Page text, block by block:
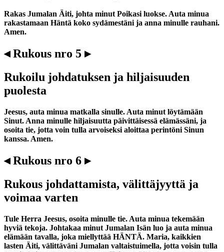
Rakas Jumalan Äiti, johta minut Poikasi luokse. Auta minua
rakastamaan Häntä koko sydämestäni ja anna minulle rauhani.
Amen.
◂ Rukous nro 5 ▸
Rukoilu johdatuksen ja hiljaisuuden
puolesta
Jeesus, auta minua matkalla sinulle. Auta minut löytämään
Sinut. Anna minulle hiljaisuutta päivittäisessä elämässäni, ja
osoita tie, jotta voin tulla arvoiseksi aloittaa perintöni Sinun
kanssa. Amen.
◂ Rukous nro 6 ▸
Rukous johdattamista, välittäjyyttä ja
voimaa varten
Tule Herra Jeesus, osoita minulle tie. Auta minua tekemään
hyviä tekoja. Johtakaa minut Jumalan Isän luo ja auta minua
elämään tavalla, joka miellyttää HÄNTÄ. Maria, kaikkien
lasten Äiti, välittäväni Jumalan valtaistuimella, jotta voisin tulla